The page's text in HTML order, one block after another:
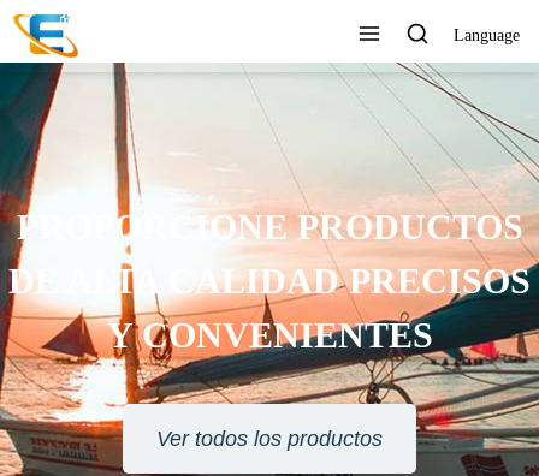
Language
SERVICIO AL CLIENTE 24
HORAS EN LÍNEA
Ver todos los productos